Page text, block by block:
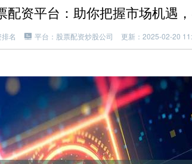
配资平台：助你把握市场机遇
名 平台：股票配资炒股公司 更新：2025-02-20